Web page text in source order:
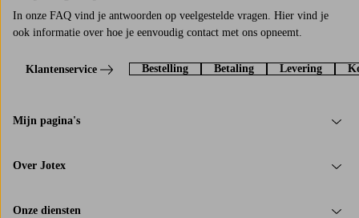
In onze FAQ vind je antwoorden op veelgestelde vragen. Hier vind je
ook informatie over hoe je eenvoudig contact met ons opneemt.
Klantenservice Bestelling Betaling Levering
Mijn pagina's
Over Jotex
Onze diensten